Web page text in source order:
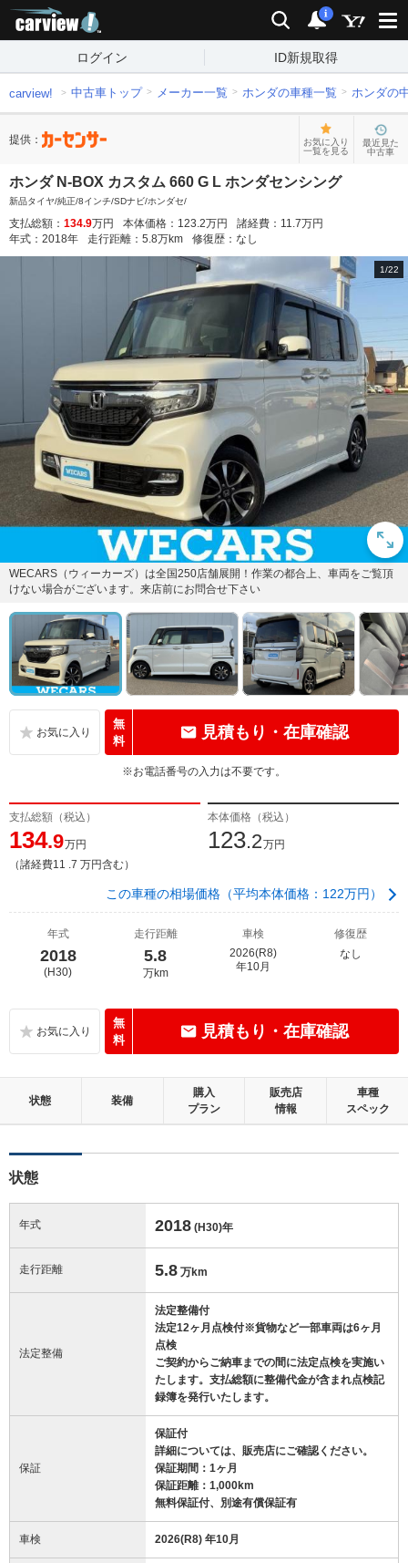
検索 通知
i
ログイン ID新規取得
carview! 中古車トップ メーカー一覧 ホンダの車種一覧 ホンダの
提供：
お気に入り
一覧を見る
最近見た
中古車
ホンダ N-BOX カスタム 660 G L ホンダセンシング
新品タイヤ/純正/8インチ/SDナビ/ホンダセ/
支払総額： 134.9万円 本体価格： 123.2万円 諸経費： 11.7万円
年式： 2018年 走行距離： 5.8万km 修復歴： なし
1/22
WECARS（ウィーカーズ）は全国250店舗展開！作業の都合上、車両をご覧頂
けない場合がございます。来店前にお問合せ下さい
無
料
見積もり・在庫確認
※お電話番号の入力は不要です。
支払総額（税込）
134.9万円
（諸経費11 .7 万円含む）
本体価格（税込）
123.2万円
この車種の相場価格（平均本体価格：122万円）
年式
2018
(H30)
走行距離
5.8
万km
車検
2026(R8)
年10月
修復歴
なし
無
料
見積もり・在庫確認
状態 装備
購入
プラン
販売店
情報
車種
スペック
状態
年式 2018 (H30)年
走行距離 5.8 万km
法定整備
法定整備付
法定12ヶ月点検付※貨物など一部車両は6ヶ月
点検
ご契約からご納車までの間に法定点検を実施い
たします。支払総額に整備代金が含まれ点検記
録簿を発行いたします。
保証
保証付
詳細については、販売店にご確認ください。
保証期間：1ヶ月
保証距離：1,000km
無料保証付、別途有償保証有
車検 2026(R8) 年10月